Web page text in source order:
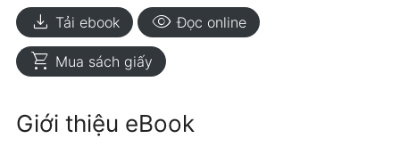
download Tải ebook visibility Đọc online
shopping_cart Mua sách giấy
Giới thiệu eBook